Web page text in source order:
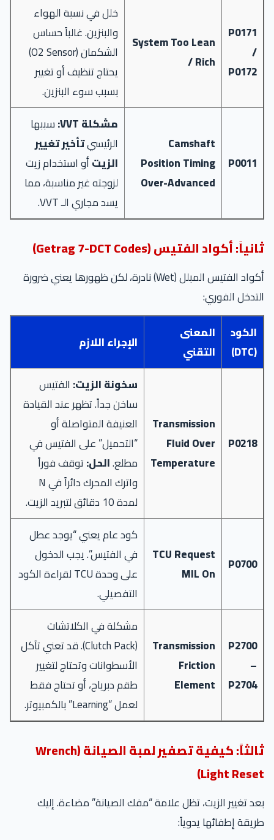
P0171
/
P0172
System Too Lean
/ Rich
خلل في نسبة الهواء
والبنزين. غالباً حساس
الشكمان (O2 Sensor)
يحتاج تنظيف أو تغيير
بسبب سوء البنزين.
P0011
Camshaft
Position Timing
Over-Advanced
مشكلة VVT:
سببها
الرئيسيتأخير تغيير
الزيتأو استخدام زيت
لزوجته غير مناسبة، مما
يسد مجاري الـ VVT.
ثانياً: أكواد الفتيس (Getrag 7-DCT Codes)
أكواد الفتيس المبلل (Wet) نادرة، لكن ظهورها يعني ضرورة
التدخل الفوري:
الكود
(DTC)
المعنى
التقني
الإجراء اللازم
P0218
Transmission
Fluid Over
Temperature
سخونة الزيت: الفتيس
ساخن جداً. تظهر عند القيادة
العنيفة المتواصلة أو
“التحميل” على الفتيس في
مطلع.الحل:توقف فوراً
واترك المحرك دائراً في N
لمدة 10 دقائق لتبريد الزيت.
P0700
TCU Request
MIL On
كود عام يعني “يوجد عطل
في الفتيس”. يجب الدخول
على وحدة TCU لقراءة الكود
التفصيلي.
P2700
–
P2704
Transmission
Friction
Element
مشكلة في الكلاتشات
(Clutch Pack). قد تعني تآكل
الأسطوانات وتحتاج لتغيير
طقم دبرياج، أو تحتاج فقط
لعمل “Learning” بالكمبيوتر.
ثالثاً: كيفية تصفير لمبة الصيانة (Wrench
Light Reset)
بعد تغيير الزيت، تظل علامة “مفك الصيانة” مضاءة. إليك
طريقة إطفائها يدوياً: